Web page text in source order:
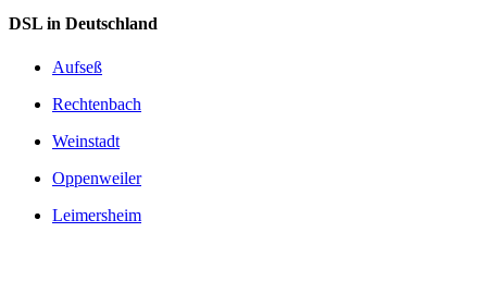
DSL in Deutschland
Aufseß
Rechtenbach
Weinstadt
Oppenweiler
Leimersheim